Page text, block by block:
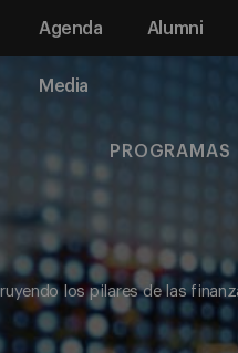
Agenda Alumni
Media
PROGRAMAS
los pilares de las